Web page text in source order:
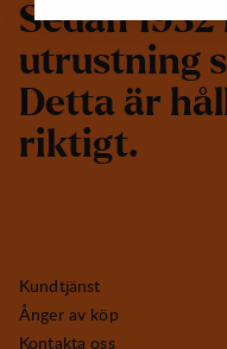
Sedan 1932
utrustning s
Detta är hål
riktigt.
Kundtjänst
Ånger av köp
Kontakta oss